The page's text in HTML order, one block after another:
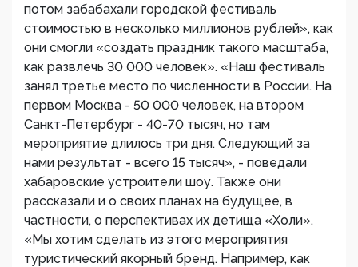
потом забабахали городской фестиваль
стоимостью в несколько миллионов рублей», как
они смогли «создать праздник такого масштаба,
как развлечь 30 000 человек». «Наш фестиваль
занял третье место по численности в России. На
первом Москва - 50 000 человек, на втором
Санкт-Петербург - 40-70 тысяч, но там
мероприятие длилось три дня. Следующий за
нами результат - всего 15 тысяч», - поведали
хабаровские устроители шоу. Также они
рассказали и о своих планах на будущее, в
частности, о перспективах их детища «Холи».
«Мы хотим сделать из этого мероприятия
туристический якорный бренд. Например, как